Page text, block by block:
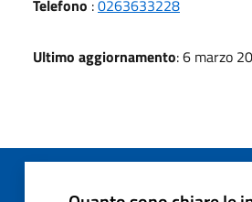
Telefono :0263633228
Ultimo aggiornamento: 6 marzo